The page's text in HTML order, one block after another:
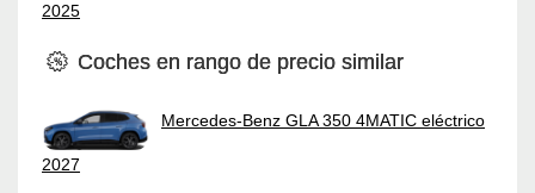
2025
Coches en rango de precio similar
Mercedes-Benz GLA 350 4MATIC eléctrico
2027